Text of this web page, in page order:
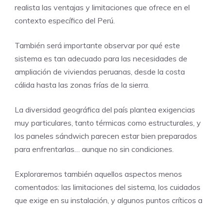
realista las ventajas y limitaciones que ofrece en el
contexto específico del Perú.
También será importante observar por qué este
sistema es tan adecuado para las necesidades de
ampliación de viviendas peruanas, desde la costa
cálida hasta las zonas frías de la sierra.
La diversidad geográfica del país plantea exigencias
muy particulares, tanto térmicas como estructurales, y
los paneles sándwich parecen estar bien preparados
para enfrentarlas… aunque no sin condiciones.
Exploraremos también aquellos aspectos menos
comentados: las limitaciones del sistema, los cuidados
que exige en su instalación, y algunos puntos críticos a